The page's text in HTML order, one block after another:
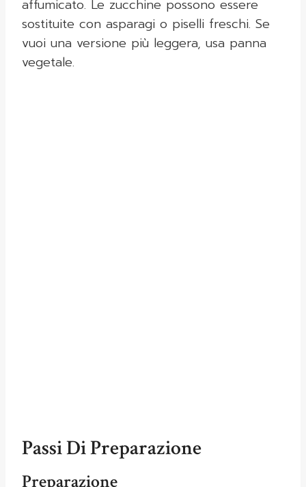
affumicato. Le zucchine possono essere
sostituite con asparagi o piselli freschi. Se
vuoi una versione più leggera, usa panna
vegetale.
Passi Di Preparazione
Preparazione